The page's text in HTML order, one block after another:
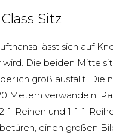
Sitz
lässt sich auf
Die beiden
groß ausfällt. Die
Metern verwandeln.
1-Reihen und 1-1-1-
einen großen